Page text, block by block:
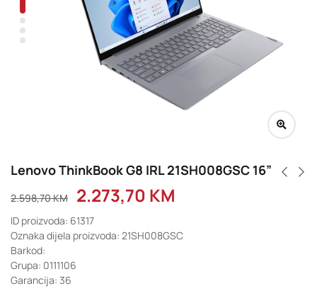
Lenovo ThinkBook G8 IRL 21SH008GSC 16”
2.598,70KM 2.273,70 KM
ID proizvoda: 61317
Oznaka dijela proizvoda: 21SH008GSC
Barkod:
Grupa: 0111106
Garancija: 36